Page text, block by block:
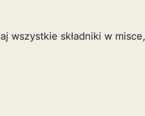
wszystkie składniki w misce,